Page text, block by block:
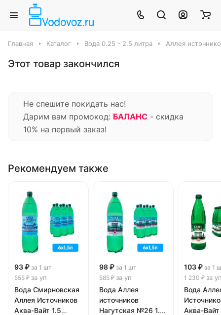
Главная Каталог Вода 0.25 - 2.5 литра Аллея
Этот товар закончился
Не спешите покидать нас!
Дарим вам промокод: БАЛАНС - скидка
10% на первый заказ!
Рекомендуем также
93 ₽ за 1 шт
555 ₽ за уп
Вода Смирновская
Аллея Источников
Аква-Вайт 1.5
98 ₽ за 1 шт
585 ₽ за уп
Вода Аллея
источников
Нагутская №26 1.5
103 ₽ за 1
1 230 ₽ за
Вода
Аква-